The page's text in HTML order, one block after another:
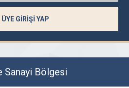
ÜYE GİRİŞİ YAP
Sanayi Bölgesi